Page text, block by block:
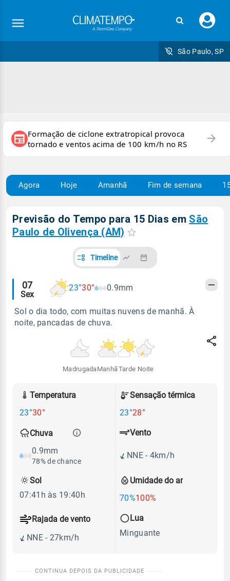
seu
São Paulo, SP
newspaper Formação de ciclone extratropical provoca
tornado e ventos acima de 100 km/h no RS
arrow_forward
Agora Hoje Amanhã Fim de semana
Previsão do Tempo para 15 Dias em São
Paulo de Olivença (AM)
Timeline
Alertas
meteorológicos
07
Sex
23°30° 0.9mm
Sol o dia todo, com muitas nuvens de manhã. À
noite, pancadas de chuva.
Madrugada Manhã Tarde Noite
Temperatura
23°30°
Sensação térmica
23°28°
Chuva
0.9mm
78% de chance
Umidade do ar
70%100%
Vento
NNE - 4km/h
Rajada de vento
NNE - 27km/h
Sol
07:41h às 19:40h
Lua
Minguante